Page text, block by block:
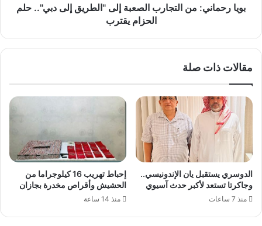
حلمبويا رحماني: من التجارب الصعبة إلى "الطريق إلى دبي".. حلم
الحزام يقترب
مقالات ذات صلة
الدوسري يستقبل يان الإندونيسي..
وجاكرتا تستعد لأكبر حدث آسيوي
منذ 7 ساعات
إحباط تهريب 16 كيلوجراما من
الحشيش وأقراص مخدرة بجازان
منذ 14 ساعة